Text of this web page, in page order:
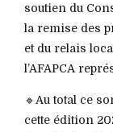
soutien du
la remise des
et du relais
l’AFAPCA
🔹Au total ce
cette édition